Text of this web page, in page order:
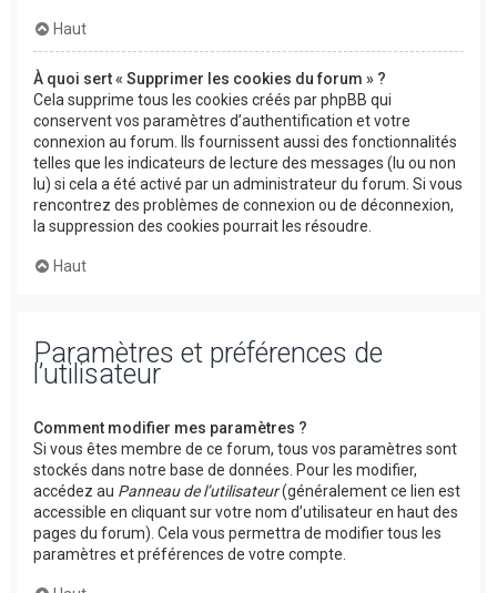
Haut
À quoi sert « Supprimer les cookies du forum » ?
Cela supprime tous les cookies créés par phpBB qui
conservent vos paramètres d’authentification et votre
connexion au forum. Ils fournissent aussi des fonctionnalités
telles que les indicateurs de lecture des messages (lu ou non
lu) si cela a été activé par un administrateur du forum. Si vous
rencontrez des problèmes de connexion ou de déconnexion,
la suppression des cookies pourrait les résoudre.
Haut
Paramètres et préférences de
l’utilisateur
Comment modifier mes paramètres ?
Si vous êtes membre de ce forum, tous vos paramètres sont
stockés dans notre base de données. Pour les modifier,
accédez au Panneau de l’utilisateur(généralement ce lien est
accessible en cliquant sur votre nom d’utilisateur en haut des
pages du forum). Cela vous permettra de modifier tous les
paramètres et préférences de votre compte.